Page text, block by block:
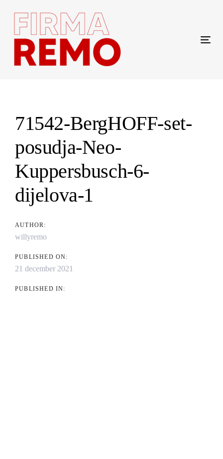
content
71542-BergHOFF-set-
posudja-Neo-
Kuppersbusch-6-
dijelova-1
AUTHOR:
willyremo
PUBLISHED ON:
21 december 2021
PUBLISHED IN:
navigation